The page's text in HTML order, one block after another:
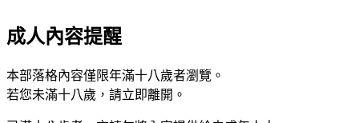
成人內容提醒
本部落格內容僅限年滿十八歲者瀏覽。
若您未滿十八歲，請立即離開。